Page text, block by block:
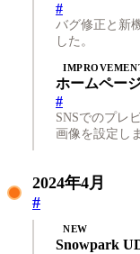
#
バグ修正と新
した。
ホームペー
#
SNSでのプレ
画像を設定し
2024年4月
#
NEW
Snowpark